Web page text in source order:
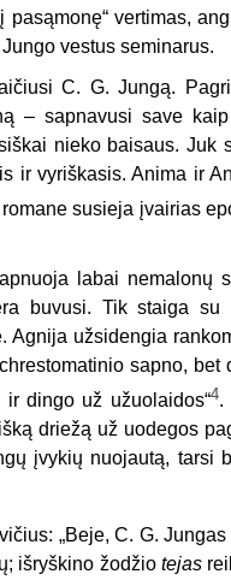
vertimas,
vestus seminarus.
C. G. Jungą.
– sapnavusi save
nieko baisaus. Juk
ir vyriškasis. Anima ir
susieja įvairias
labai nemalonų
buvusi. Tik staiga su
Agnija užsidengia
sapno, bet
dingo už užuolaidos“4.
driežą už uodegos
įvykių nuojautą, tarsi
„Beje, C. G.
išryškino žodžio tejas